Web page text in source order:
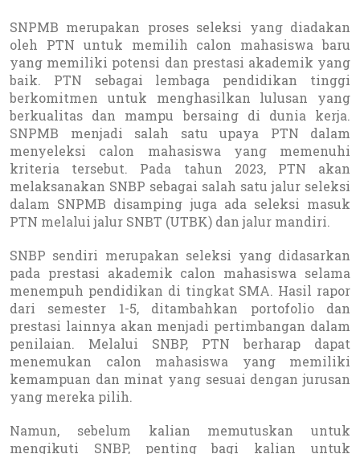
SNPMB merupakan proses seleksi yang diadakan
oleh PTN untuk memilih calon mahasiswa baru
yang memiliki potensi dan prestasi akademik yang
baik. PTN sebagai lembaga pendidikan tinggi
berkomitmen untuk menghasilkan lulusan yang
berkualitas dan mampu bersaing di dunia kerja.
SNPMB menjadi salah satu upaya PTN dalam
menyeleksi calon mahasiswa yang memenuhi
kriteria tersebut. Pada tahun 2023, PTN akan
melaksanakan SNBP sebagai salah satu jalur seleksi
dalam SNPMB disamping juga ada seleksi masuk
PTN melalui jalur SNBT (UTBK) dan jalur mandiri.
SNBP sendiri merupakan seleksi yang didasarkan
pada prestasi akademik calon mahasiswa selama
menempuh pendidikan di tingkat SMA. Hasil rapor
dari semester 1-5, ditambahkan portofolio dan
prestasi lainnya akan menjadi pertimbangan dalam
penilaian. Melalui SNBP, PTN berharap dapat
menemukan calon mahasiswa yang memiliki
kemampuan dan minat yang sesuai dengan jurusan
yang mereka pilih.
Namun, sebelum kalian memutuskan untuk
mengikuti SNBP, penting bagi kalian untuk